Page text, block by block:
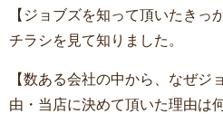
【ジョブズを知って頂いたきっ
チラシを見て知りました。
【数ある会社の中から、なぜジ
由・当店に決めて頂いた理由は